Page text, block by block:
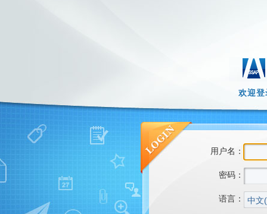
欢迎
用户名：
密码：
语言：